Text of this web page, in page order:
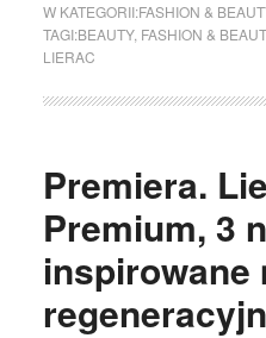
W KATEGORII:FASHION &
TAGI:BEAUTY, FASHION &
LIERAC
Premiera.
Premium, 3
inspirowane